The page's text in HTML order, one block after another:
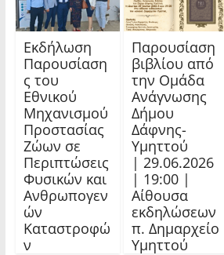
Εκδήλωση
Παρουσίαση
ς του
Εθνικού
Μηχανισμού
Προστασίας
Ζώων σε
Περιπτώσεις
Φυσικών και
Ανθρωπογεν
ών
Καταστροφώ
ν
Παρουσίαση
βιβλίου από
την Ομάδα
Ανάγνωσης
Δήμου
Δάφνης-
Υμηττού
| 29.06.2026
| 19:00 |
Αίθουσα
εκδηλώσεων
π. Δημαρχείο
Υμηττού